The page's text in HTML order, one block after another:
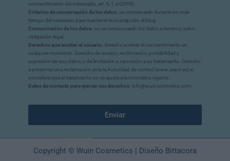
consentimiento del interesado, art. 6.1.a GDPR).
Criterios de conservación de los datos: se conservarán durante no más
tiempo del necesario para mantener la suscripción al blog.
Comunicación de los datos: no se comunicarán los datos a terceros, salvo
obligación legal.
Derechos que asisten al usuario: derecho a retirar el consentimiento en
cualquier momento. Derecho de acceso, rectificación, portabilidad y
supresión de sus datos, y de limitación u oposición a su tratamiento. Derecho
a presentar una reclamación ante la Autoridad de control (www.aepd.es) si
considera que el tratamiento no se ajusta a la normativa vigente.
Datos de contacto para ejercer sus derechos: info@wuincosmetics.com.
Enviar
Copyright © Wuin Cosmetics | Diseño Bittacora